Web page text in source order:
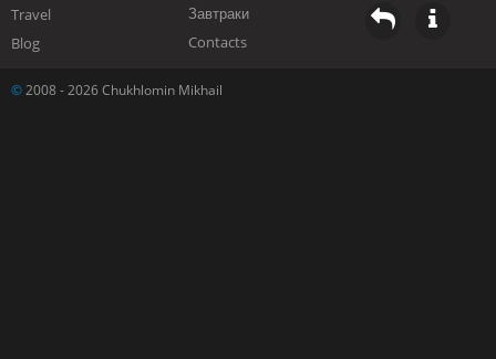
Travel
Blog
Завтраки
Contacts
© 2008 - 2026 Chukhlomin Mikhail